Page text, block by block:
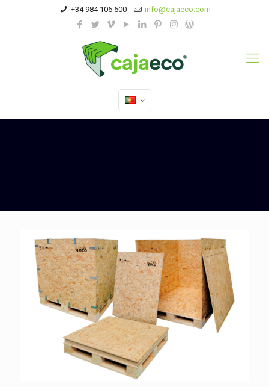
+34 984 106 600 info@cajaeco.com